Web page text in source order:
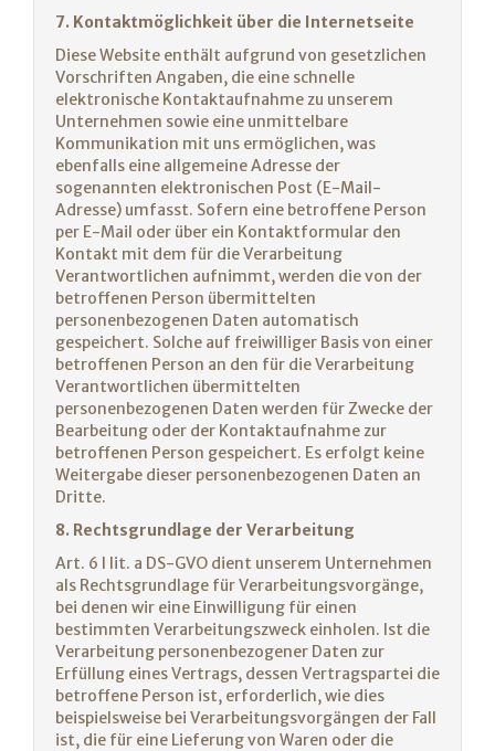
7. Kontaktmöglichkeit über die Internetseite
Diese Website enthält aufgrund von gesetzlichen
Vorschriften Angaben, die eine schnelle
elektronische Kontaktaufnahme zu unserem
Unternehmen sowie eine unmittelbare
Kommunikation mit uns ermöglichen, was
ebenfalls eine allgemeine Adresse der
sogenannten elektronischen Post (E-Mail-
Adresse) umfasst. Sofern eine betroffene Person
per E-Mail oder über ein Kontaktformular den
Kontakt mit dem für die Verarbeitung
Verantwortlichen aufnimmt, werden die von der
betroffenen Person übermittelten
personenbezogenen Daten automatisch
gespeichert. Solche auf freiwilliger Basis von einer
betroffenen Person an den für die Verarbeitung
Verantwortlichen übermittelten
personenbezogenen Daten werden für Zwecke der
Bearbeitung oder der Kontaktaufnahme zur
betroffenen Person gespeichert. Es erfolgt keine
Weitergabe dieser personenbezogenen Daten an
Dritte.
8. Rechtsgrundlage der Verarbeitung
Art. 6 I lit. a DS-GVO dient unserem Unternehmen
als Rechtsgrundlage für Verarbeitungsvorgänge,
bei denen wir eine Einwilligung für einen
bestimmten Verarbeitungszweck einholen. Ist die
Verarbeitung personenbezogener Daten zur
Erfüllung eines Vertrags, dessen Vertragspartei die
betroffene Person ist, erforderlich, wie dies
beispielsweise bei Verarbeitungsvorgängen der Fall
ist, die für eine Lieferung von Waren oder die